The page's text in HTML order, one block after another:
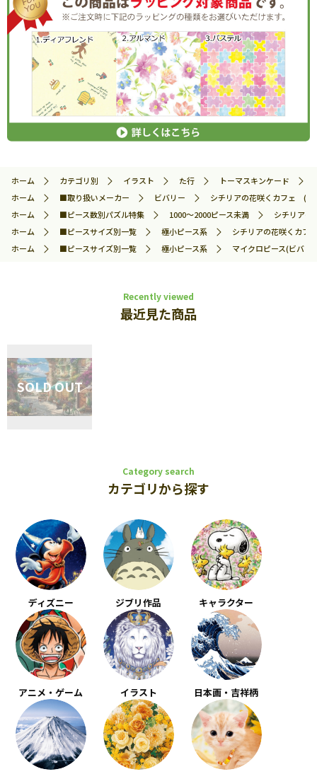
ホーム カテゴリ別 イラスト た行 トーマスキンケード
ホーム
■取り扱いメーカー ビバリー
シチリアの花咲くカフェ (
ホーム
■ピース数別パズル特集 1000～2000ピース未満
シチリア
ホーム
■ピースサイズ別一覧 極小ピース系
シチリアの花咲くカ
ホーム
■ピースサイズ別一覧 極小ピース系 マイクロピース(ビバリ
Recently viewed
最近見た商品
Category search
カテゴリから探す
ディズニー ジブリ作品 キャラクター
アニメ・ゲーム イラスト 日本画・吉祥柄